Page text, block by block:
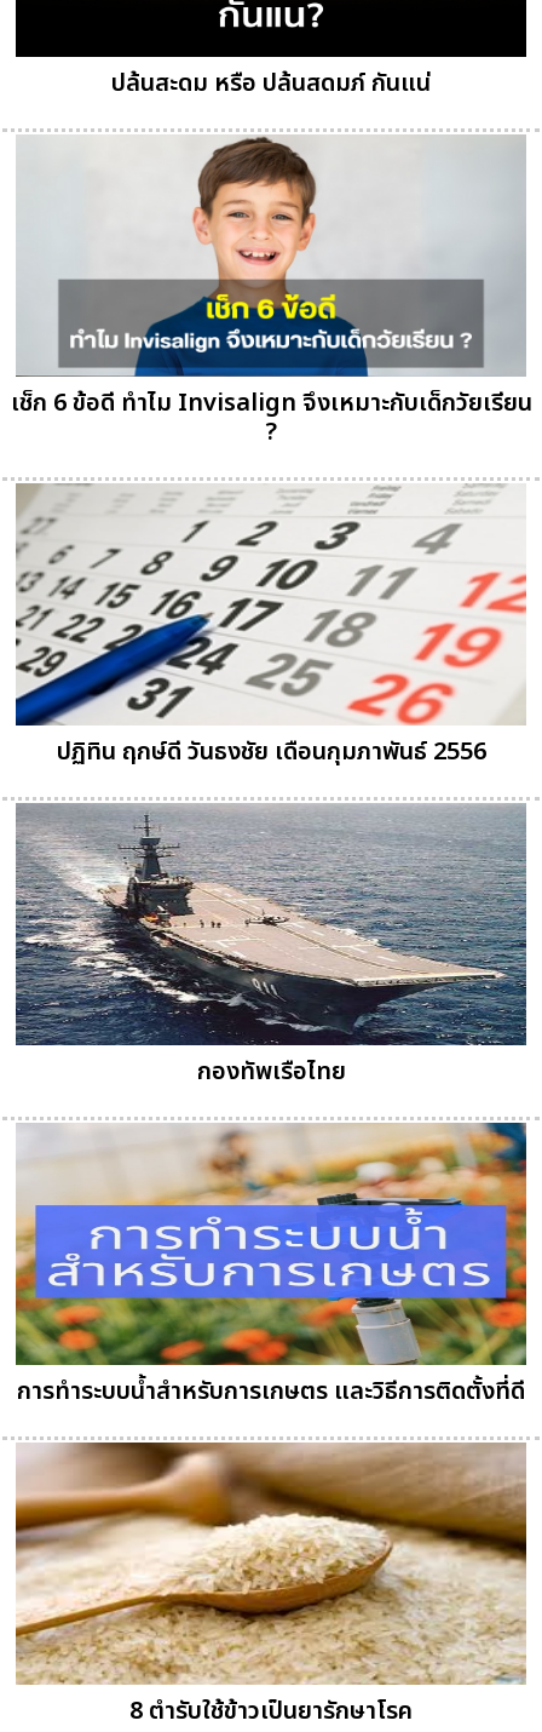
ปล้นสะดม หรือ ปล้นสดมภ์ กันแน่
เช็ก 6 ข้อดี ทำไม Invisalign จึงเหมาะกับเด็กวัยเรียน
?
ปฏิทิน ฤกษ์ดี วันธงชัย เดือนกุมภาพันธ์ 2556
กองทัพเรือไทย
การทำระบบน้ำสำหรับการเกษตร และวิธีการติดตั้งที่ดี
8 ตำรับใช้ข้าวเป็นยารักษาโรค